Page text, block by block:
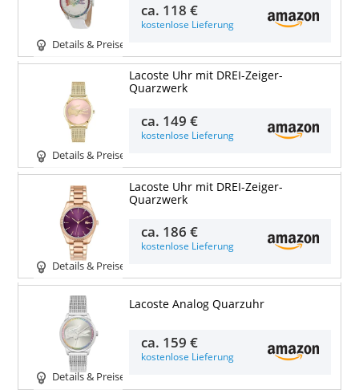
Details & Preise
ca. 118 €
kostenlose Lieferung
Details & Preise
Lacoste Uhr mit DREI-Zeiger-
Quarzwerk
ca. 149 €
kostenlose Lieferung
Details & Preise
Lacoste Uhr mit DREI-Zeiger-
Quarzwerk
ca. 186 €
kostenlose Lieferung
Details & Preise
Lacoste Analog Quarzuhr
ca. 159 €
kostenlose Lieferung